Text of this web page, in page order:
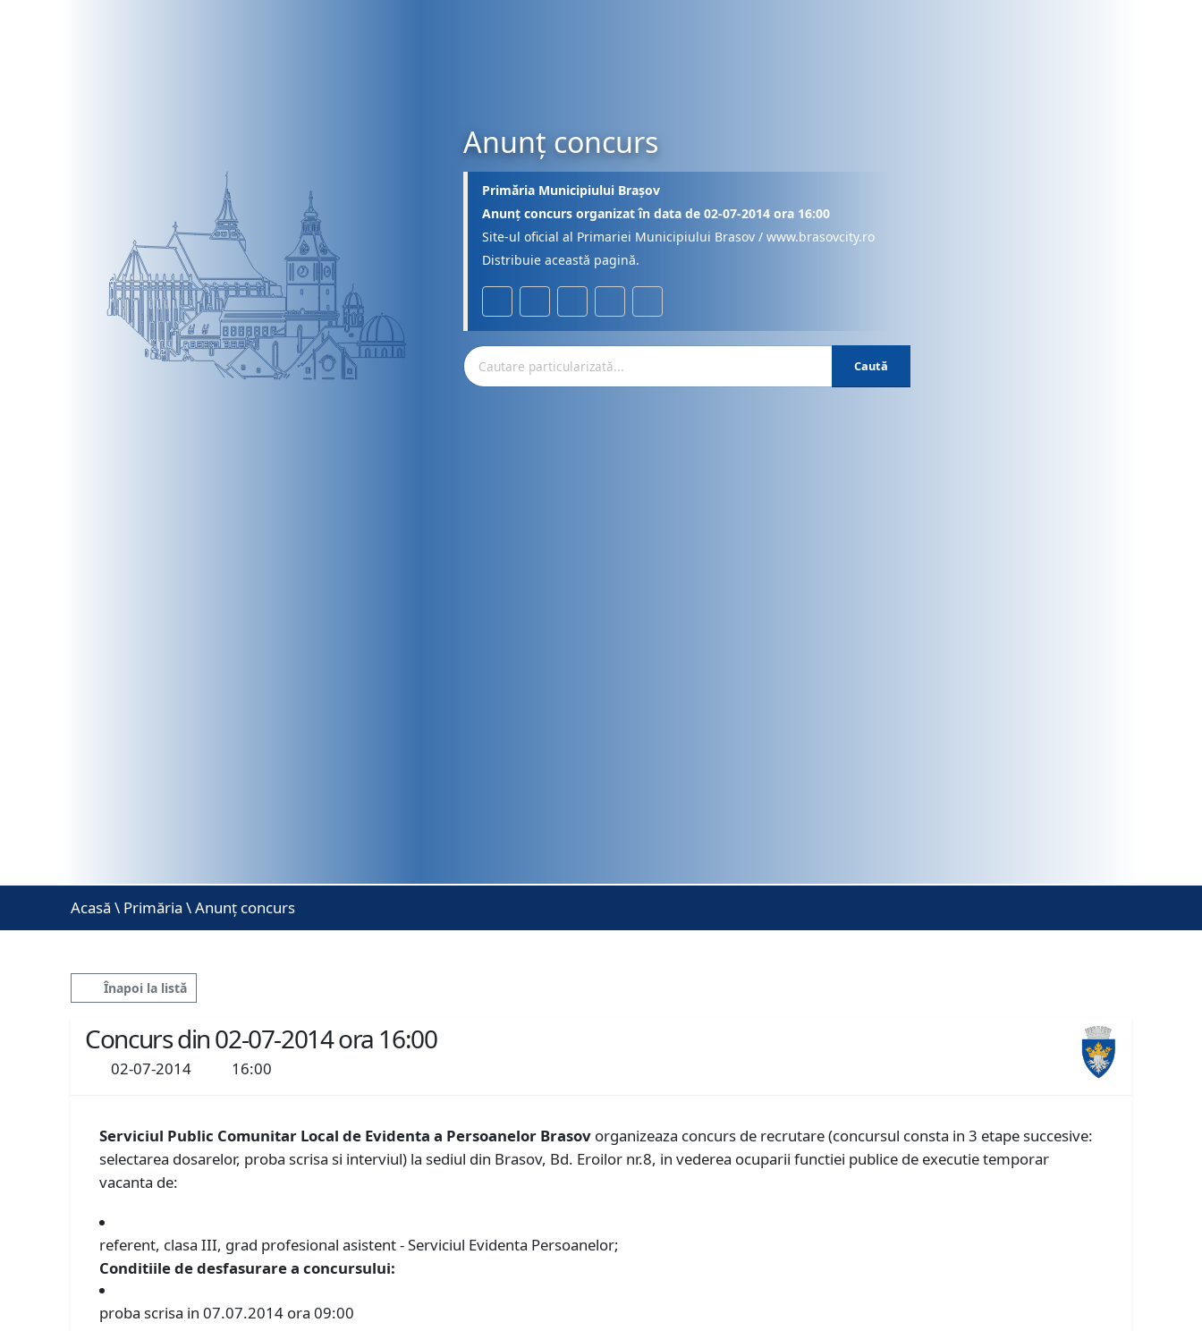
Anunț concurs
Primăria Municipiului Brașov
Anunț concurs organizat în data de 02-07-2014 ora 16:00
Site-ul oficial al Primariei Municipiului Brasov / www.brasovcity.ro
Distribuie această pagină.
Caută
Acasă \ Primăria \ Anunț concurs
Înapoi la listă
Concurs din 02-07-2014 ora 16:00
02-07-2014 16:00
Serviciul Public Comunitar Local de Evidenta a Persoanelor Brasov organizeaza concurs de recrutare (concursul consta in 3 etape succesive:
selectarea dosarelor, proba scrisa si interviul) la sediul din Brasov, Bd. Eroilor nr.8, in vederea ocuparii functiei publice de executie temporar
vacanta de:
referent, clasa III, grad profesional asistent - Serviciul Evidenta Persoanelor;
Conditiile de desfasurare a concursului:
proba scrisa in 07.07.2014 ora 09:00